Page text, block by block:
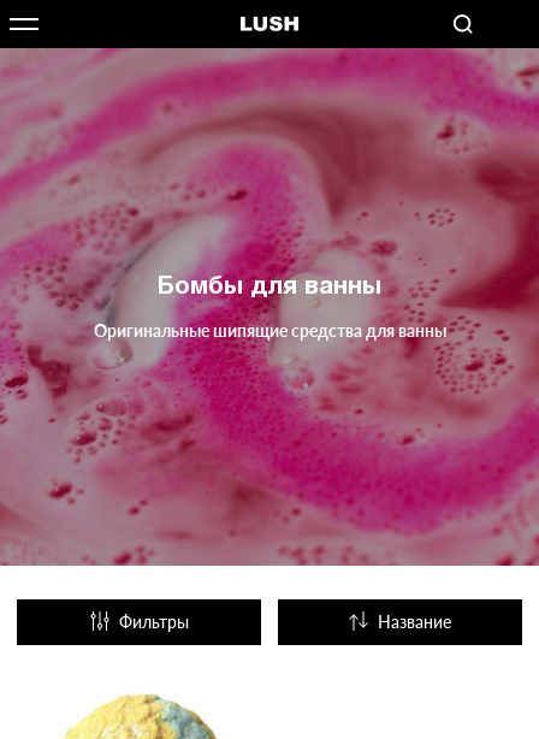
Бомбы для ванны
Оригинальные шипящие средства для ванны
Фильтры Название